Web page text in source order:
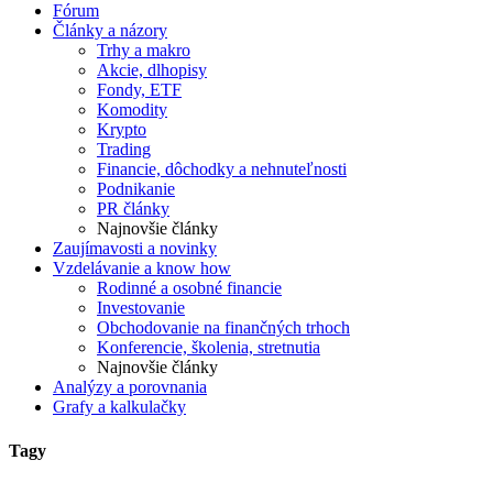
Fórum
Články a názory
Trhy a makro
Akcie, dlhopisy
Fondy, ETF
Komodity
Krypto
Trading
Financie, dôchodky a nehnuteľnosti
Podnikanie
PR články
Najnovšie články
Zaujímavosti a novinky
Vzdelávanie a know how
Rodinné a osobné financie
Investovanie
Obchodovanie na finančných trhoch
Konferencie, školenia, stretnutia
Najnovšie články
Analýzy a porovnania
Grafy a kalkulačky
Tagy